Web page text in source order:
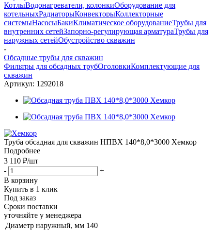
КотлыВодонагреватели, колонкиОборудование для
котельныхРадиаторыКонвекторыКоллекторные
системыНасосыБакиКлиматическое оборудованиеТрубы для
внутренних сетейЗапорно-регулирующая арматураТрубы для
наружных сетейОбустройство скважин
-
Обсадные трубы для скважин
Фильтры для обсадных трубОголовкиКомплектующие для
скважин
Артикул: 1292018
Труба обсадная для скважин НПВХ 140*8,0*3000 Хемкор
Подробнее
3 110 ₽/шт
-
+
В корзину
Купить в 1 клик
Под заказ
Сроки поставки
уточняйте у менеджера
Диаметр наружный, мм 140